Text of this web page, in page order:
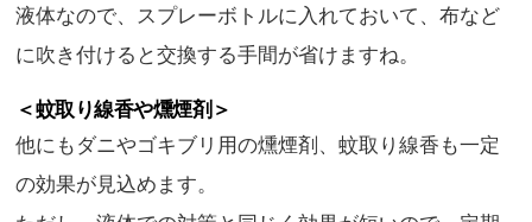
液体なので、スプレーボトルに入れておいて、布など
に吹き付けると交換する手間が省けますね。
＜蚊取り線香や燻煙剤＞
他にもダニやゴキブリ用の燻煙剤、蚊取り線香も一定
の効果が見込めます。